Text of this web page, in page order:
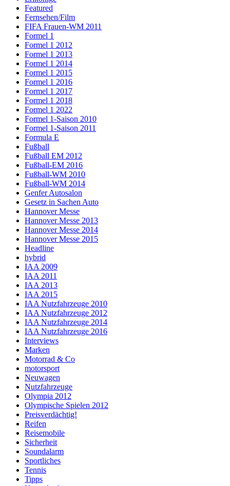
Featured
Fernsehen/Film
FIFA Frauen-WM 2011
Formel 1
Formel 1 2012
Formel 1 2013
Formel 1 2014
Formel 1 2015
Formel 1 2016
Formel 1 2017
Formel 1 2018
Formel 1 2022
Formel 1-Saison 2010
Formel 1-Saison 2011
Formula E
Fußball
Fußball EM 2012
Fußball-EM 2016
Fußball-WM 2010
Fußball-WM 2014
Genfer Autosalon
Gesetz in Sachen Auto
Hannover Messe
Hannover Messe 2013
Hannover Messe 2014
Hannover Messe 2015
Headline
hybrid
IAA 2009
IAA 2011
IAA 2013
IAA 2015
IAA Nutzfahrzeuge 2010
IAA Nutzfahrzeuge 2012
IAA Nutzfahrzeuge 2014
IAA Nutzfahrzeuge 2016
Interviews
Marken
Motorrad & Co
motorsport
Neuwagen
Nutzfahrzeuge
Olympia 2012
Olympische Spielen 2012
Preisverdächtig!
Reifen
Reisemobile
Sicherheit
Soundalarm
Sportliches
Tennis
Tipps